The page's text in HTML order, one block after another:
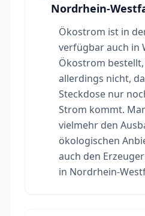
Nordrhein-
Ökostrom ist in
verfügbar auch in
Ökostrom
allerdings nicht,
Steckdose nur
Strom kommt.
vielmehr den
ökologischen
auch den
in Nordrhein-